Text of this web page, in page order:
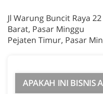
Jl Warung Buncit Raya
Barat, Pasar Minggu
Pejaten Timur, Pasar
APAKAH INI BISNIS